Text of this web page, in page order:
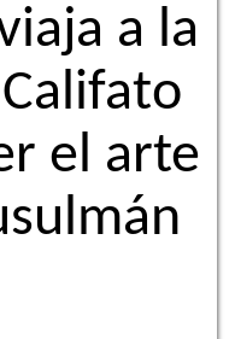
a la
el arte